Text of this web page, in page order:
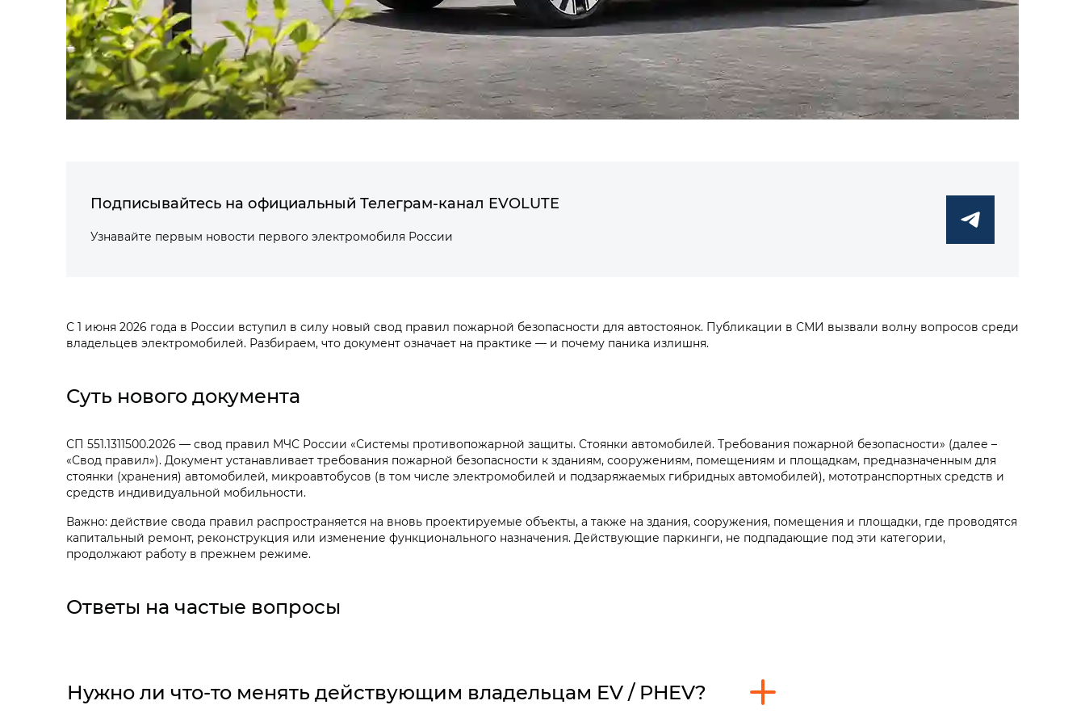
Подписывайтесь на официальный Телеграм-канал EVOLUTE
Узнавайте первым новости первого электромобиля России
С 1 июня 2026 года в России вступил в силу новый свод правил пожарной безопасности для автостоянок. Публикации в СМИ вызвали волну вопросов среди
владельцев электромобилей. Разбираем, что документ означает на практике — и почему паника излишня.
Суть нового документа
СП 551.1311500.2026 — свод правил МЧС России «Системы противопожарной защиты. Стоянки автомобилей. Требования пожарной безопасности» (далее –
«Свод правил»). Документ устанавливает требования пожарной безопасности к зданиям, сооружениям, помещениям и площадкам, предназначенным для
стоянки (хранения) автомобилей, микроавтобусов (в том числе электромобилей и подзаряжаемых гибридных автомобилей), мототранспортных средств и
средств индивидуальной мобильности.
Важно: действие свода правил распространяется на вновь проектируемые объекты, а также на здания, сооружения, помещения и площадки, где проводятся
капитальный ремонт, реконструкция или изменение функционального назначения. Действующие паркинги, не подпадающие под эти категории,
продолжают работу в прежнем режиме.
Ответы на частые вопросы
Нужно ли что-то менять действующим владельцам EV / PHEV?